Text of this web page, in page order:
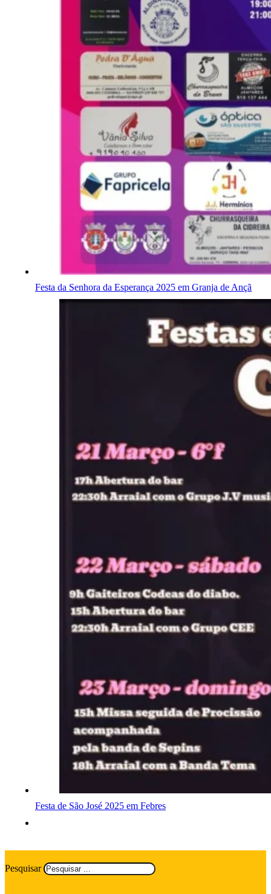
Festa da Senhora da Esperança 2025 em Granja de Ançã
Festa de São José 2025 em Febres
Pesquisar